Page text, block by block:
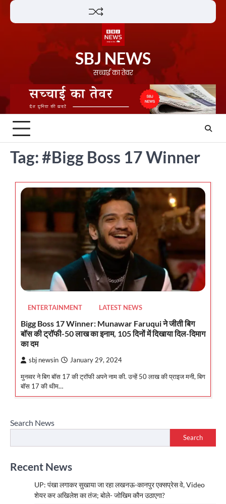
Skip
SBJ NEWS
सच्चाई का तेवर
Tag:#Bigg Boss 17 Winner
ENTERTAINMENT LATEST NEWS
Bigg Boss 17 Winner: Munawar Faruqui ने जीती बिग
बॉस की ट्रॉफी-50 लाख का इनाम, 105 दिनों में दिखाया दिल-दिमाग
का दम
sbj newsin January 29, 2024
मुनव्वर ने बिग बॉस 17 की ट्रॉफी अपने नाम की. उन्हें 50 लाख की प्राइज मनी, बिग
बॉस 17 की थीम…
Search News
Search
Recent News
UP: पंखा लगाकर सुखाया जा रहा लखनऊ-कानपुर एक्सप्रेस वे, Video
शेयर कर अखिलेश का तंज; बोले- जोखिम कौन उठाएगा?